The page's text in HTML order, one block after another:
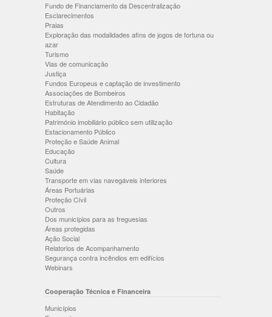
Fundo de Financiamento da Descentralização
Esclarecimentos
Praias
Exploração das modalidades afins de jogos de fortuna ou
azar
Turismo
Vias de comunicação
Justiça
Fundos Europeus e captação de investimento
Associações de Bombeiros
Estruturas de Atendimento ao Cidadão
Habitação
Património imobiliário público sem utilização
Estacionamento Público
Proteção e Saúde Animal
Educação
Cultura
Saúde
Transporte em vias navegáveis interiores
Áreas Portuárias
Proteção Cívil
Outros
Dos municípios para as freguesias
Áreas protegidas
Ação Social
Relatorios de Acompanhamento
Segurança contra incêndios em edifícios
Webinars
Cooperação Técnica e Financeira
Municípios